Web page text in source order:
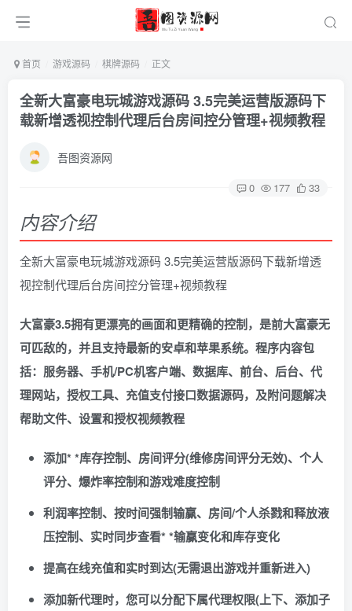
首页 游戏源码 棋牌源码 正文
全新大富豪电玩城游戏源码 3.5完美运营版源码下
载新增透视控制代理后台房间控分管理+视频教程
吾图资源网
0 177 33
内容介绍
全新大富豪电玩城游戏源码 3.5完美运营版源码下载新增透
视控制代理后台房间控分管理+视频教程
大富豪3.5拥有更漂亮的画面和更精确的控制，是前大富豪无
可匹敌的，并且支持最新的安卓和苹果系统。程序内容包
括：服务器、手机/PC机客户端、数据库、前台、后台、代
理网站，授权工具、充值支付接口数据源码，及附问题解决
帮助文件、设置和授权视频教程
添加* *库存控制、房间评分(维修房间评分无效)、个人
评分、爆炸率控制和游戏难度控制
利润率控制、按时间强制输赢、房间/个人杀戮和释放液
压控制、实时同步查看* *输赢变化和库存变化
提高在线充值和实时到达(无需退出游戏并重新进入)
添加新代理时，您可以分配下属代理权限(上下、添加子